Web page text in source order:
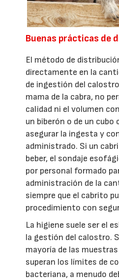
Buenas prácticas de
El método de
directamente en la
de ingestión del
mama de la cabra, no
calidad ni el volumen
un biberón o de un
asegurar la ingesta y
administrado. Si un
beber, el sondaje
por personal formado
administración de la
siempre que el cabrito
procedimiento con
La higiene suele ser el
la gestión del calostro.
mayoría de las
superan los límites de
bacteriana, a menudo